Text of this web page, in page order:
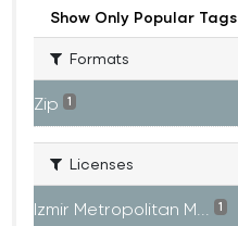
Show Only Popular Tags
Formats
Zip 1
Licenses
Izmir Metropolitan M... 1